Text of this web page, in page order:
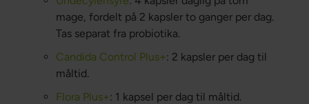
mage, fordelt på 2 kapsler to ganger per dag.
Tas separat fra probiotika.
Candida Control Plus+: 2 kapsler per dag til
måltid.
Flora Plus+: 1 kapsel per dag til måltid.